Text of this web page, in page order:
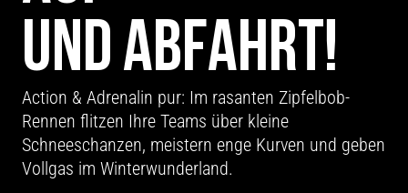
UND ABFAHRT!
Action & Adrenalin pur: Im rasanten Zipfelbob-
Rennen flitzen Ihre Teams über kleine
Schneeschanzen, meistern enge Kurven und geben
Vollgas im Winterwunderland.